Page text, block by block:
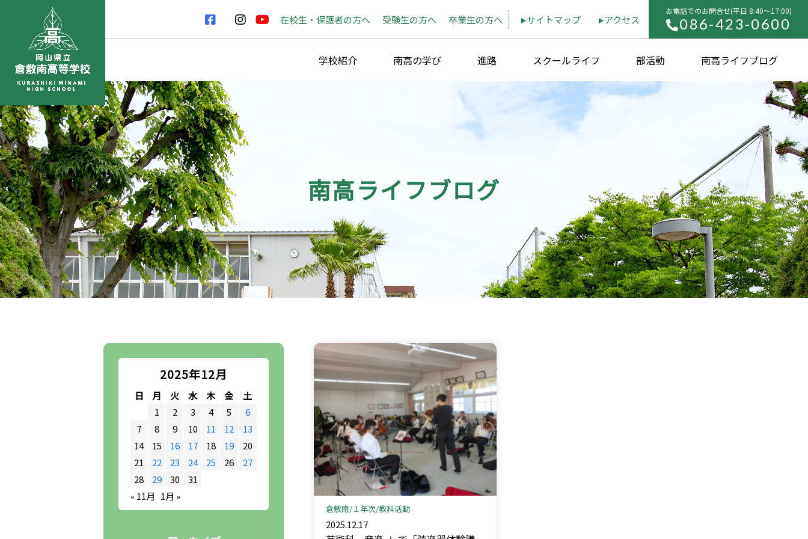
在校生・保護者の方へ 受験生の方へ 卒業生の方へ サイトマップ アクセス
お電話でのお問合せ(平⽇ 8:40〜17:00)
086-423-0600
学校紹介 南高の学び 進路 スクールライフ 部活動 南高ライフブログ
南高ライフブログ
2025年12月
日 月 火 水 木 金
土
1
2 3 4 5
6
7
8 9 10 11 12
13
14
15 16 17 18 19
20
21
22 23 24 25 26
27
28
29 30
31
« 11月 1月 »
倉敷南 １年次 教科活動
2025.12.17